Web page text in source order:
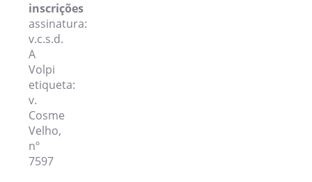
inscrições
assinatura:
v.c.s.d.
A
Volpi
etiqueta:
v.
Cosme
Velho,
nº
7597